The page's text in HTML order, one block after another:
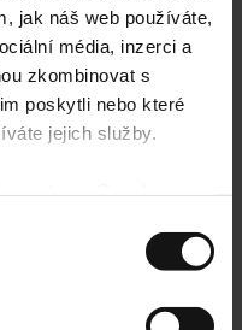
jak náš web používáte,
média, inzerci a
zkombinovat s
poskytli nebo které
jejich služby.
brány.